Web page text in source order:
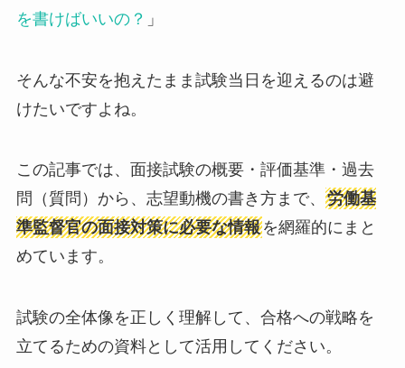
を書けばいいの？ 」
そんな不安を抱えたまま試験当日を迎えるのは避
けたいですよね。
この記事では、面接試験の概要・評価基準・過去
問（質問）から、志望動機の書き方まで、 労働基
準監督官の面接対策に必要な情報を網羅的にまと
めています。
試験の全体像を正しく理解して、合格への戦略を
立てるための資料として活用してください。